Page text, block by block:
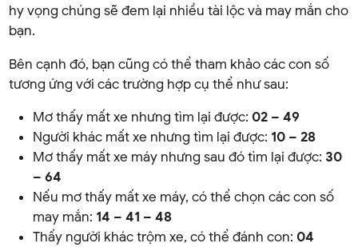
hy vọng chúng sẽ đem lại nhiều tài lộc và may mắn cho
bạn.
Bên cạnh đó, bạn cũng có thể tham khảo các con số
tương ứng với các trường hợp cụ thể như sau:
Mơ thấy mất xe nhưng tìm lại được: 02 – 49
Người khác mất xe nhưng tìm lại được: 10 – 28
Mơ thấy mất xe máy nhưng sau đó tìm lại được: 30
– 64
Nếu mơ thấy mất xe máy, có thể chọn các con số
may mắn: 14 – 41 – 48
Thấy người khác trộm xe, có thể đánh con: 04